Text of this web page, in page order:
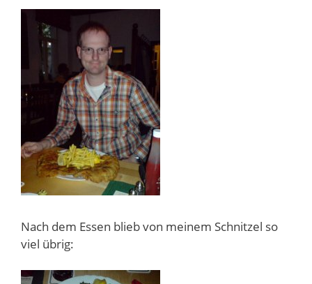
Nach dem Essen blieb von meinem Schnitzel so
viel übrig: